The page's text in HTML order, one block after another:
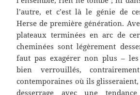
l’autre, et c’est là le génie de
Herse de première génération.
plateaux terminées en arc de
cheminées sont légèrement
faut pas exagérer non plus –
bien verrouillés,
contemporaines où ils
desserrage avec une